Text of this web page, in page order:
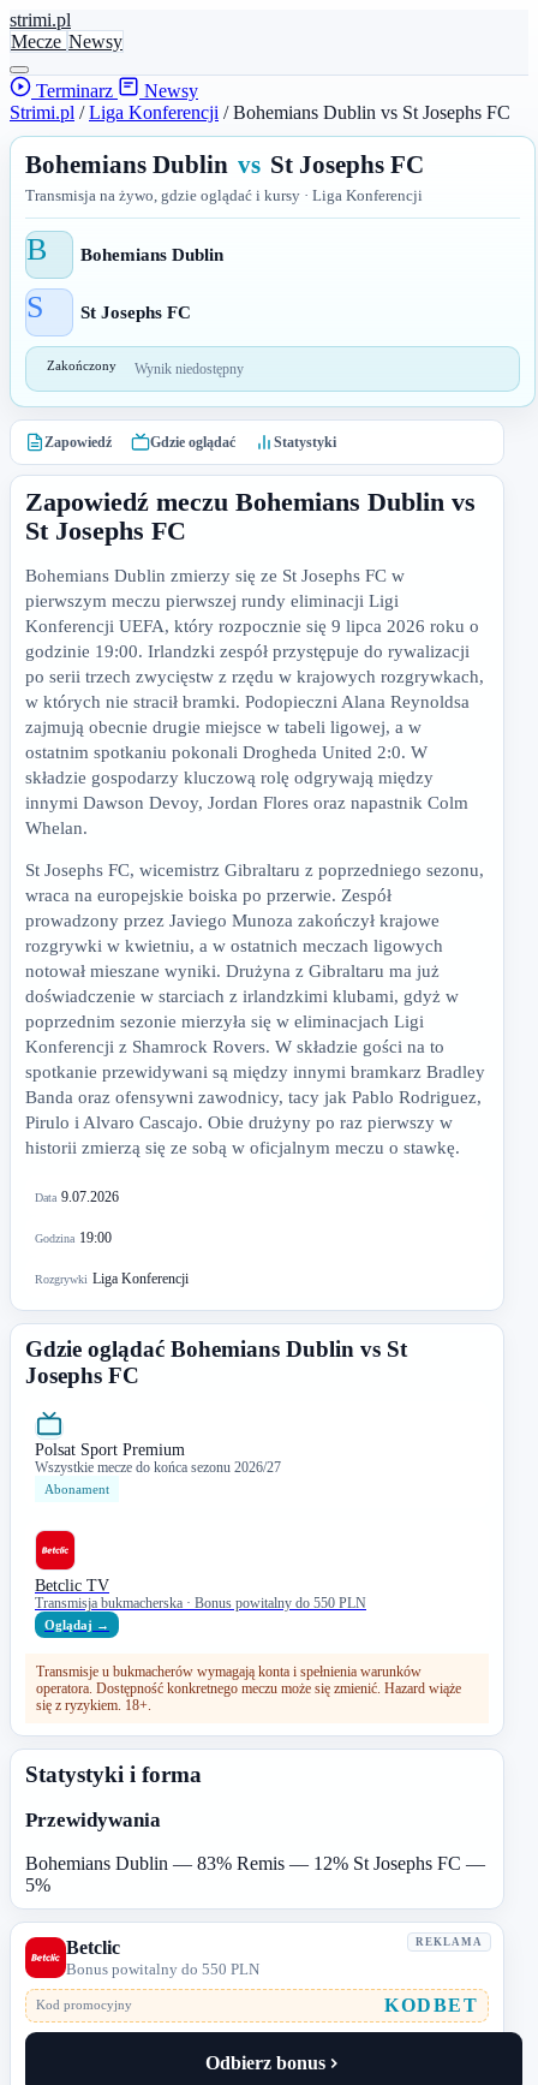
strimi.pl
Mecze Newsy
Terminarz
Newsy
Strimi.pl / Liga Konferencji / Bohemians Dublin vs St Josephs FC
Bohemians Dublin vs St Josephs FC
Transmisja na żywo, gdzie oglądać i kursy · Liga Konferencji
B Bohemians Dublin
Zakończony Wynik niedostępny
S St Josephs FC
Zapowiedź Gdzie oglądać Statystyki
Zapowiedź meczu Bohemians Dublin vs
St Josephs FC
Bohemians Dublin zmierzy się ze St Josephs FC w
pierwszym meczu pierwszej rundy eliminacji Ligi
Konferencji UEFA, który rozpocznie się 9 lipca 2026 roku o
godzinie 19:00. Irlandzki zespół przystępuje do rywalizacji
po serii trzech zwycięstw z rzędu w krajowych rozgrywkach,
w których nie stracił bramki. Podopieczni Alana Reynoldsa
zajmują obecnie drugie miejsce w tabeli ligowej, a w
ostatnim spotkaniu pokonali Drogheda United 2:0. W
składzie gospodarzy kluczową rolę odgrywają między
innymi Dawson Devoy, Jordan Flores oraz napastnik Colm
Whelan.
St Josephs FC, wicemistrz Gibraltaru z poprzedniego sezonu,
wraca na europejskie boiska po przerwie. Zespół
prowadzony przez Javiego Munoza zakończył krajowe
rozgrywki w kwietniu, a w ostatnich meczach ligowych
notował mieszane wyniki. Drużyna z Gibraltaru ma już
doświadczenie w starciach z irlandzkimi klubami, gdyż w
poprzednim sezonie mierzyła się w eliminacjach Ligi
Konferencji z Shamrock Rovers. W składzie gości na to
spotkanie przewidywani są między innymi bramkarz Bradley
Banda oraz ofensywni zawodnicy, tacy jak Pablo Rodriguez,
Pirulo i Alvaro Cascajo. Obie drużyny po raz pierwszy w
historii zmierzą się ze sobą w oficjalnym meczu o stawkę.
Data 9.07.2026
Godzina 19:00
Rozgrywki Liga Konferencji
Statystyki i forma
Przewidywania
Bohemians Dublin — 83% Remis — 12% St Josephs FC —
5%
Gdzie oglądać Bohemians Dublin vs St
Josephs FC
Polsat Sport Premium
Wszystkie mecze do końca sezonu 2026/27
Abonament
Betclic TV
Transmisja bukmacherska · Bonus powitalny do 550 PLN
Oglądaj →
Transmisje u bukmacherów wymagają konta i spełnienia warunków
operatora. Dostępność konkretnego meczu może się zmienić. Hazard wiąże
się z ryzykiem. 18+.
REKLAMA
Betclic
Bonus powitalny do 550 PLN
Kod promocyjny KODBET
Odbierz bonus